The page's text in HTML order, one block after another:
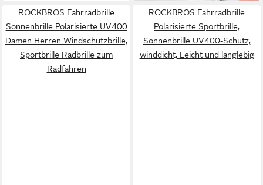
ROCKBROS Fahrradbrille
Sonnenbrille Polarisierte UV400
Damen Herren Windschutzbrille,
Sportbrille Radbrille zum
Radfahren
ROCKBROS Fahrradbrille
Polarisierte Sportbrille,
Sonnenbrille UV400-Schutz,
winddicht, Leicht und langlebig